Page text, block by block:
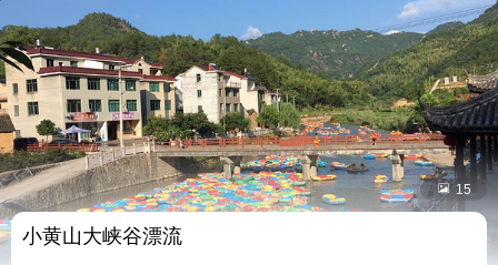
 15
小黄山大峡谷漂流
